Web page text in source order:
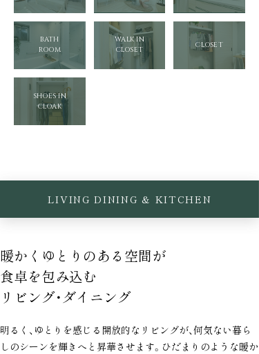
BATH
ROOM
WALK IN
CLOSET
CLOSET
SHOES IN
CLOAK
LIVING DINING & KITCHEN
暖かくゆとりのある空間が
食卓を包み込む
リビング・ダイニング
明るく、ゆとりを感じる開放的なリビングが、何気ない暮ら
しのシーンを輝きへと昇華させます。ひだまりのような暖か